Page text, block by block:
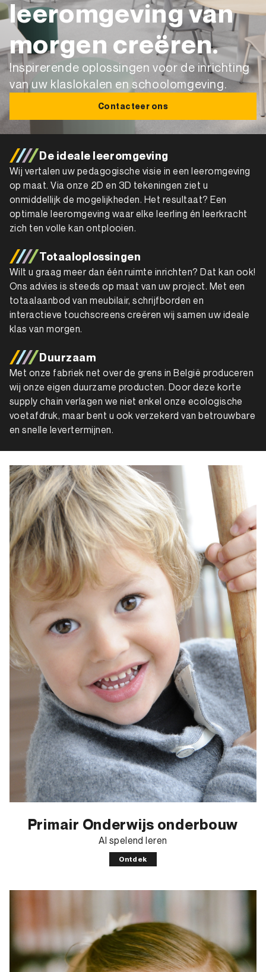
leeromgeving van
morgen creëren.
Inspirerende oplossingen voor de inrichting
van uw klaslokalen en schoolomgeving.
Contacteer ons
De ideale leeromgeving
Wij vertalen uw pedagogische visie in een leeromgeving
op maat. Via onze 2D en 3D tekeningen ziet u
onmiddellijk de mogelijkheden. Het resultaat? Een
optimale leeromgeving waar elke leerling én leerkracht
zich ten volle kan ontplooien.
Totaaloplossingen
Wilt u graag meer dan één ruimte inrichten? Dat kan ook!
Ons advies is steeds op maat van uw project. Met een
totaalaanbod van meubilair, schrijfborden en
interactieve touchscreens creëren wij samen uw ideale
klas van morgen.
Duurzaam
Met onze fabriek net over de grens in België produceren
wij onze eigen duurzame producten. Door deze korte
supply chain verlagen we niet enkel onze ecologische
voetafdruk, maar bent u ook verzekerd van betrouwbare
en snelle levertermijnen.
Primair Onderwijs onderbouw
Al spelend leren
Ontdek